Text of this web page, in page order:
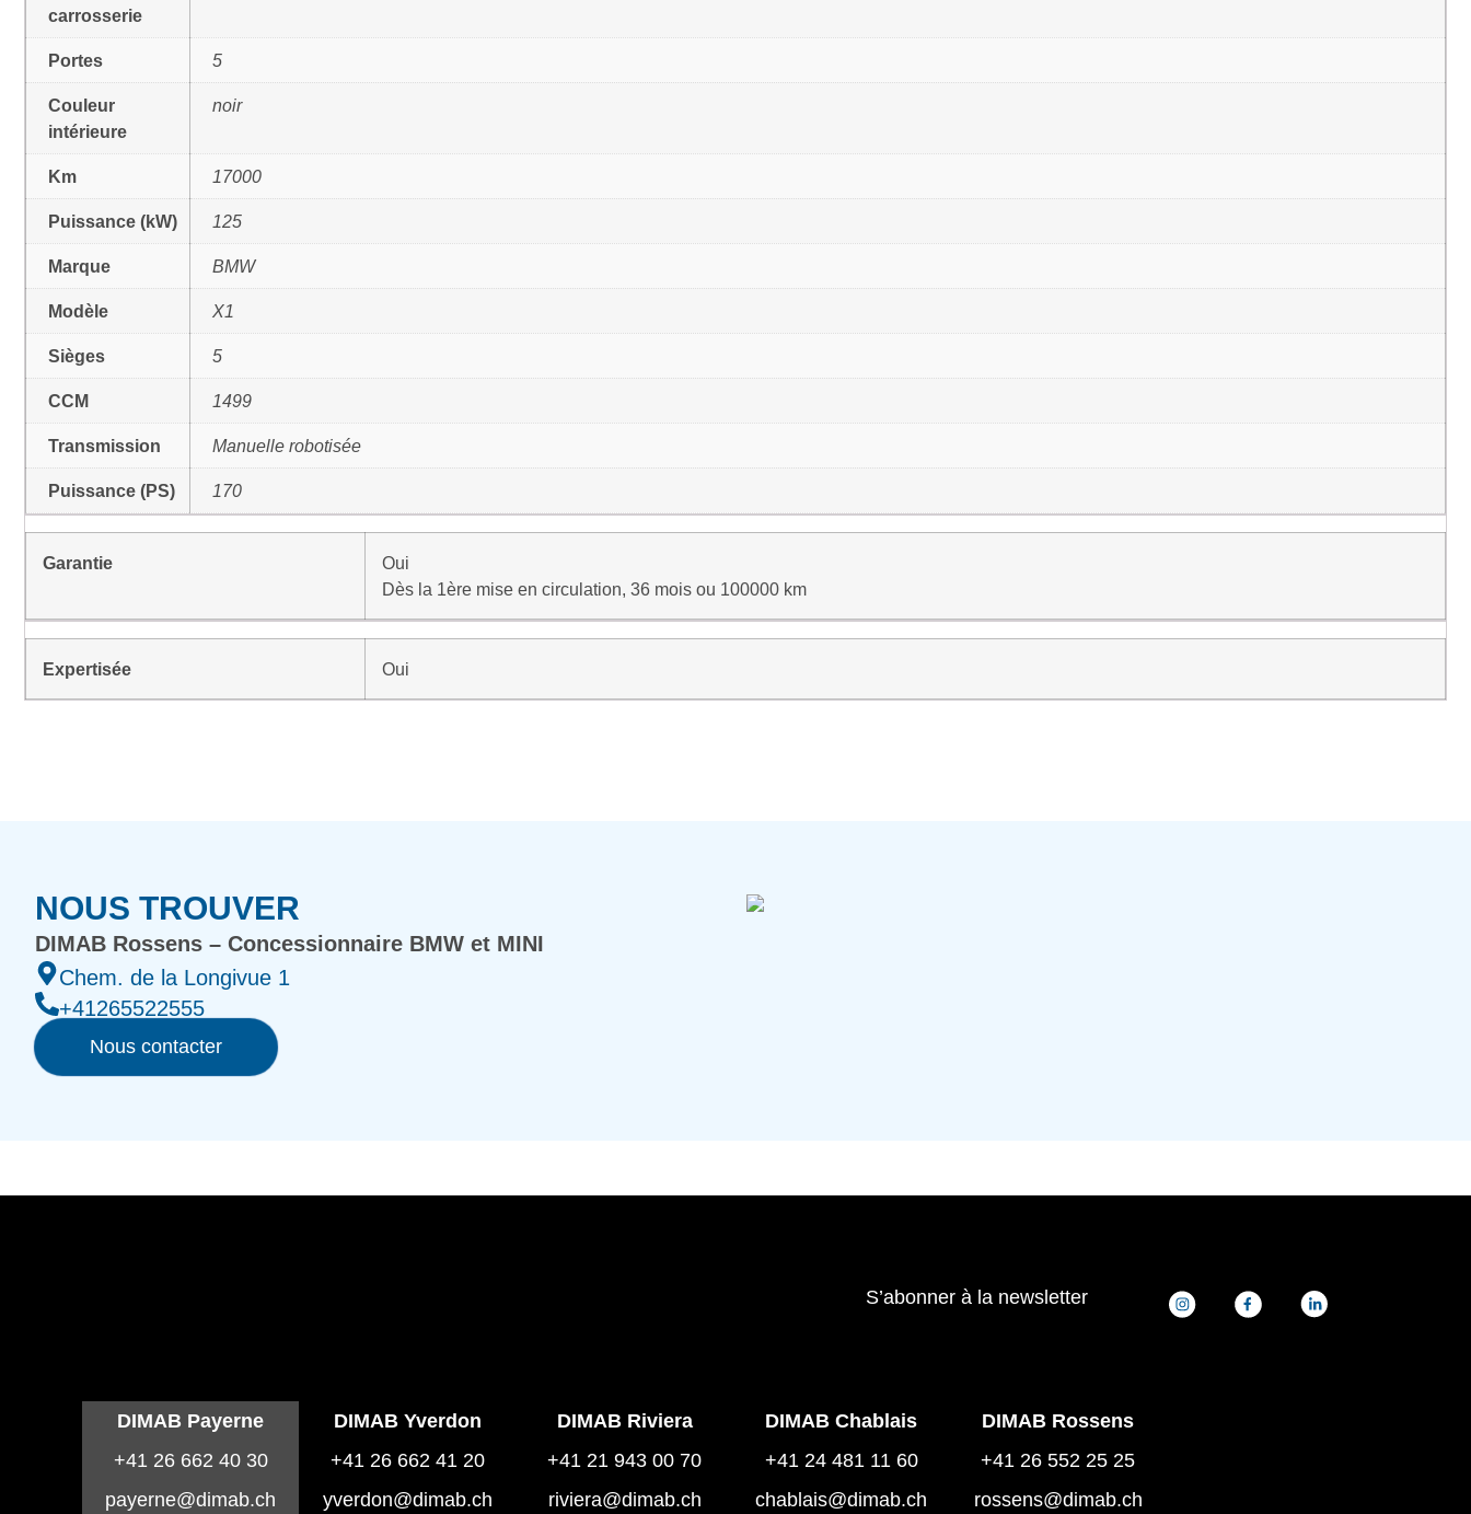
carrosserie
Portes 5
Couleur
intérieure
noir
Km 17000
Puissance (kW) 125
Marque BMW
Modèle X1
Sièges 5
CCM 1499
Transmission Manuelle robotisée
Puissance (PS) 170
Garantie
Oui
Dès la 1ère mise en circulation, 36 mois ou 100000 km
Expertisée Oui
NOUS TROUVER
DIMAB Rossens – Concessionnaire BMW et MINI
Chem. de la Longivue 1
+41265522555
Nous contacter
S’abonner à la newsletter
DIMAB Payerne
+41 26 662 40 30
payerne@dimab.ch
DIMAB Yverdon
+41 26 662 41 20
yverdon@dimab.ch
DIMAB Riviera
+41 21 943 00 70
riviera@dimab.ch
DIMAB Chablais
+41 24 481 11 60
chablais@dimab.ch
DIMAB Rossens
+41 26 552 25 25
rossens@dimab.ch